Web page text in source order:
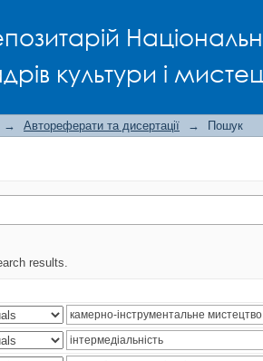
культури і
→ Автореферати та дисертації → Пошук
results.